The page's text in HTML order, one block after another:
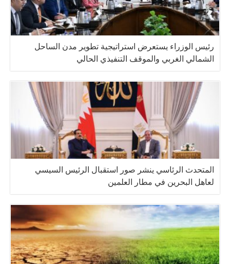
رئيس الوزراء يستعرض استراتيجية تطوير مدن الساحل
الشمالي الغربي والموقف التنفيذي الحالي
المتحدث الرئاسي ينشر صور استقبال الرئيس السيسي
لعاهل البحرين في مطار العلمين